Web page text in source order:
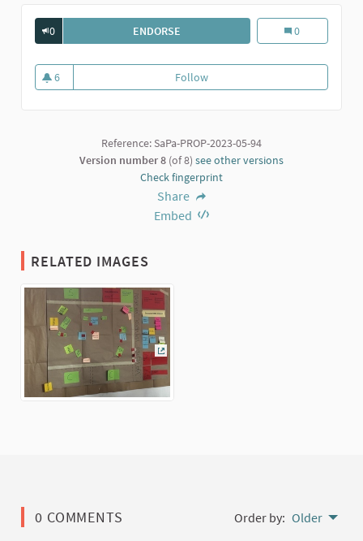
0 ENDORSE 6. PARKETTO - PER UN PARCO DI
6. ParKetto -
0
6
6 followers
Follow6. ParKetto - Per un parco di
Reference: SaPa-PROP-2023-05-94
Version number 8 (of 8) see other versions
Check fingerprint
Share
Embed
RELATED IMAGES
(External link)
0 COMMENTS Order by: Older